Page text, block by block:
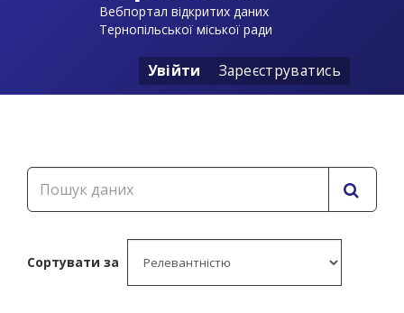
Вебпортал відкритих даних
Тернопільської міської ради
Увійти Зареєструватись
Сортувати за